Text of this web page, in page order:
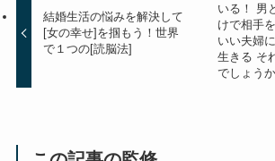
結婚生活の悩みを解決して
[女の幸せ]を掴もう！世界
で１つの[読脳法]
いる！ 男
けで相手
いい夫婦
生きる そ
でしょう